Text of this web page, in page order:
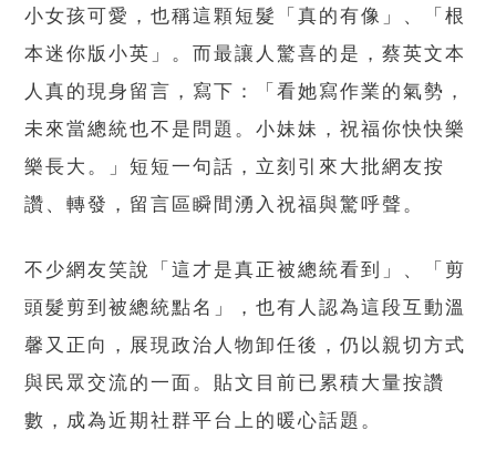
小女孩可愛，也稱這顆短髮「真的有像」、「根
本迷你版小英」。而最讓人驚喜的是，蔡英文本
人真的現身留言，寫下：「看她寫作業的氣勢，
未來當總統也不是問題。小妹妹，祝福你快快樂
樂長大。」短短一句話，立刻引來大批網友按
讚、轉發，留言區瞬間湧入祝福與驚呼聲。
不少網友笑說「這才是真正被總統看到」、「剪
頭髮剪到被總統點名」，也有人認為這段互動溫
馨又正向，展現政治人物卸任後，仍以親切方式
與民眾交流的一面。貼文目前已累積大量按讚
數，成為近期社群平台上的暖心話題。